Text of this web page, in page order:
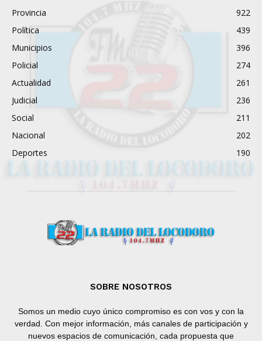
Provincia
922
Política
439
Municipios
396
Policial
274
Actualidad
261
Judicial
236
Social
211
Nacional
202
Deportes
190
SOBRE NOSOTROS
Somos un medio cuyo único compromiso es con vos y con la
verdad. Con mejor información, más canales de participación y
nuevos espacios de comunicación, cada propuesta que